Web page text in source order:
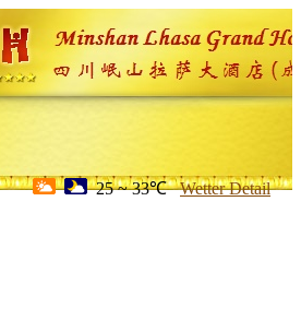
25 ~ 33℃ Wetter Detail